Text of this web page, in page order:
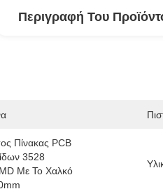
Περιγραφή Του
Πίνακας PCB
3528
Με Το Χαλκό